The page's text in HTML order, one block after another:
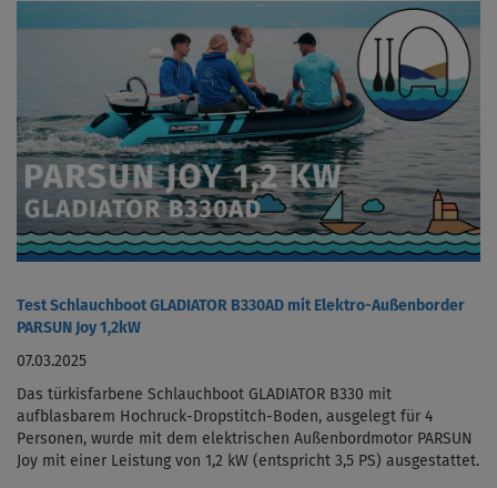
Test Schlauchboot GLADIATOR B330AD mit Elektro-Außenborder
PARSUN Joy 1,2kW
07.03.2025
Das türkisfarbene Schlauchboot GLADIATOR B330 mit
aufblasbarem Hochruck-Dropstitch-Boden, ausgelegt für 4
Personen, wurde mit dem elektrischen Außenbordmotor PARSUN
Joy mit einer Leistung von 1,2 kW (entspricht 3,5 PS) ausgestattet.